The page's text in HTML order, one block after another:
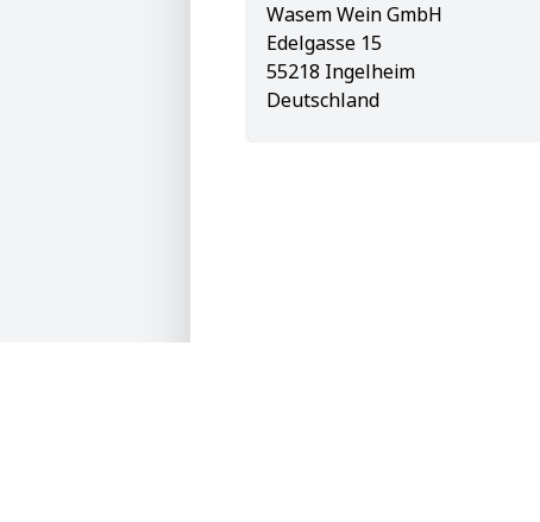
Wasem Wein GmbH
Edelgasse 15
55218 Ingelheim
Deutschland